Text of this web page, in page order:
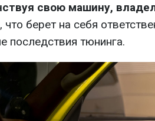
свою машину,
, что берет на себя
последствия тюнинга.